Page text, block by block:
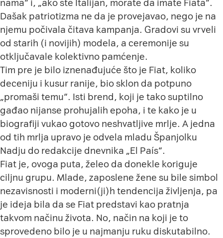
nama“ i, „ako ste Italijan, morate da imate Fiata“.
Dašak patriotizma ne da je provejavao, nego je na
njemu počivala čitava kampanja. Gradovi su vrveli
od starih (i novijih) modela, a ceremonije su
otključavale kolektivno pamćenje.
Tim pre je bilo iznenađujuće što je Fiat, koliko
deceniju i kusur ranije, bio sklon da potpuno
„promaši temu“. Isti brend, koji je tako suptilno
gađao nijanse prohujalih epoha, i te kako je u
biografiji vukao gotovo neshvatljive mrlje. A jedna
od tih mrlja upravo je odvela mladu Španjolku
Nadju do redakcije dnevnika „El País“.
Fiat je, ovoga puta, želeo da donekle koriguje
ciljnu grupu. Mlade, zaposlene žene su bile simbol
nezavisnosti i moderni(ji)h tendencija življenja, pa
je ideja bila da se Fiat predstavi kao pratnja
takvom načinu života. No, način na koji je to
sprovedeno bilo je u najmanju ruku diskutabilno.